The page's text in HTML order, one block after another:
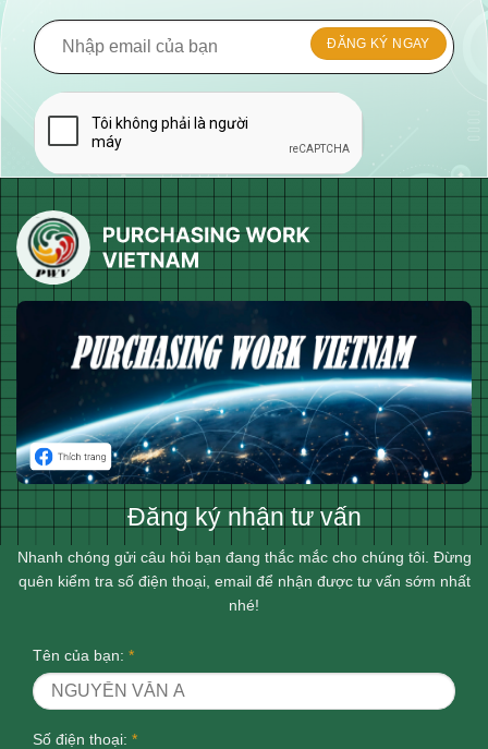
Đăng ký nhận tư vấn
Nhanh chóng gửi câu hỏi bạn đang thắc mắc cho chúng tôi. Đừng
quên kiểm tra số điện thoại, email để nhận được tư vấn sớm nhất
nhé!
Tên của bạn: *
Số điện thoại: *